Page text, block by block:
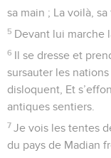
sa main ; La voilà,
5 Devant lui marche
6 Il se dresse et
sursauter les
disloquent, Et
antiques sentiers.
7 Je vois les tentes
du pays de Madian